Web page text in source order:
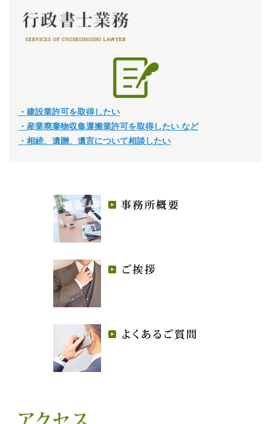
・建設業許可を取得したい
・産業廃棄物収集運搬業許可を取得したい など
・相続、遺贈、遺言について相談したい